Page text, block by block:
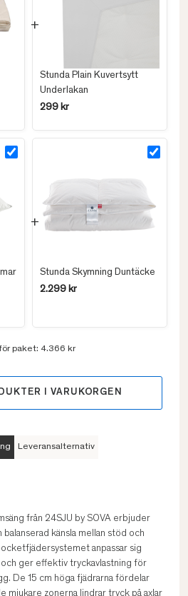
Stunda Plain Kuvertsytt
Underlakan
299 kr
Stunda Skymning Duntäcke
2.299 kr
paket: 4.366 kr
I VARUKORGEN
Leveransalternativ
från 24SJU by SOVA erbjuder
känsla mellan stöd och
anpassar sig
ger effektiv tryckavlastning för
De 15 cm höga fjädrarna fördelar
mjukare zonerna lindrar tryck på axlar